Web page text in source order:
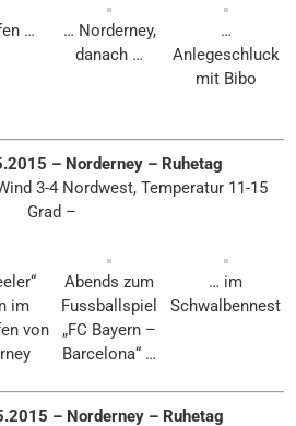
…
… Norderney,
danach …
…
Anlegeschluck
mit Bibo
– Norderney – Ruhetag
3-4 Nordwest, Temperatur 11-15
Grad –
im
von
Abends zum
Fussballspiel
„FC Bayern –
Barcelona“ …
… im
Schwalbennest
– Norderney – Ruhetag